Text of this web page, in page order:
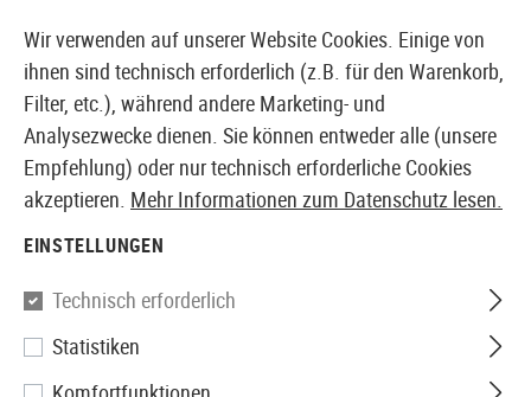
EUROPÄISCHER AIRSOFT SHOP & GROßHÄNDLER
G&G
CM16 E.T.U. SRS S-AEG
Wir verwenden auf unserer Website Cookies. Einige von
ihnen sind technisch erforderlich (z.B. für den Warenkorb,
Filter, etc.), während andere Marketing- und
Analysezwecke dienen. Sie können entweder alle (unsere
Empfehlung) oder nur technisch erforderliche Cookies
akzeptieren. Mehr Informationen zum Datenschutz lesen.
EINSTELLUNGEN
Technisch erforderlich
Statistiken